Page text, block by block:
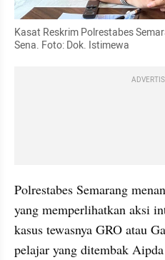
Kasat Reskrim Polrestabes
Sena. Foto: Dok. Istimewa
Polrestabes Semarang
yang memperlihatkan aksi
kasus tewasnya GRO atau
pelajar yang ditembak